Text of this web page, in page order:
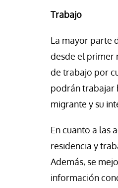
Trabajo
La mayor parte
desde el primer
de trabajo por
podrán trabajar
migrante y su
En cuanto a las
residencia y
Además, se
información